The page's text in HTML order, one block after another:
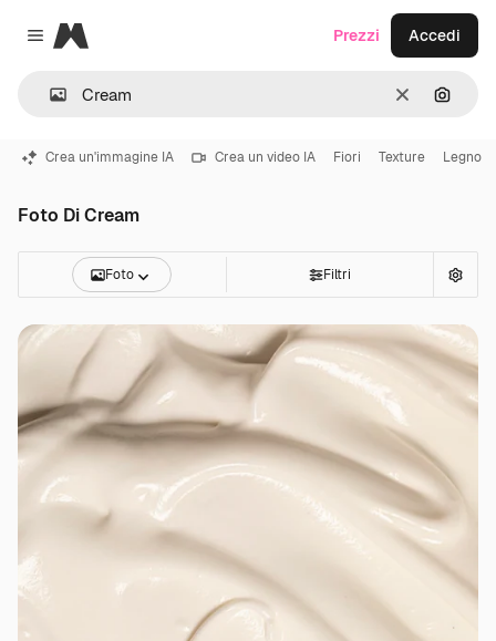
Close menu
Magnific
CancellaCerca
Prezzi Accedi
Crea un'immagine IA Crea un video IA Fiori Texture Legno
Foto Di Cream
Foto Filtri